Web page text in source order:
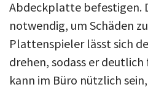
Abdeckplatte befestigen.
notwendig, um Schäden
Plattenspieler lässt sich
drehen, sodass er
kann im Büro nützlich